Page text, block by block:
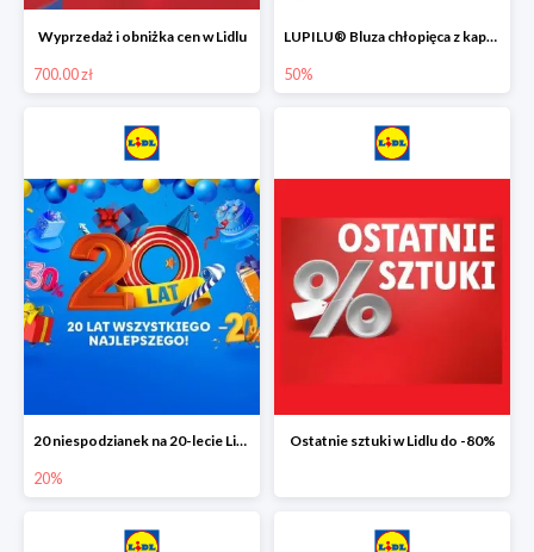
Wyprzedaż i obniżka cen w Lidlu
700.00 zł
LUPILU® Bluza chłopięca z kapturem
50%
20 niespodzianek na 20-lecie Lidla do -20%
20%
Ostatnie sztuki w Lidlu do -80%